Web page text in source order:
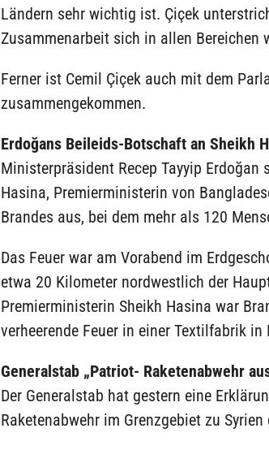
Ländern sehr wichtig ist. Çiçek
Zusammenarbeit sich in allen Bereichen
Ferner ist Cemil Çiçek auch mit dem
zusammengekommen.
Erdoğans Beileids-Botschaft an Sheikh
Ministerpräsident Recep Tayyip
Hasina, Premierministerin von
Brandes aus, bei dem mehr als 120
Das Feuer war am Vorabend im
etwa 20 Kilometer nordwestlich der
Premierministerin Sheikh Hasina war
verheerende Feuer in einer Textilfabrik in
Generalstab „Patriot- Raketenabwehr
Der Generalstab hat gestern eine
Raketenabwehr im Grenzgebiet zu Syrien